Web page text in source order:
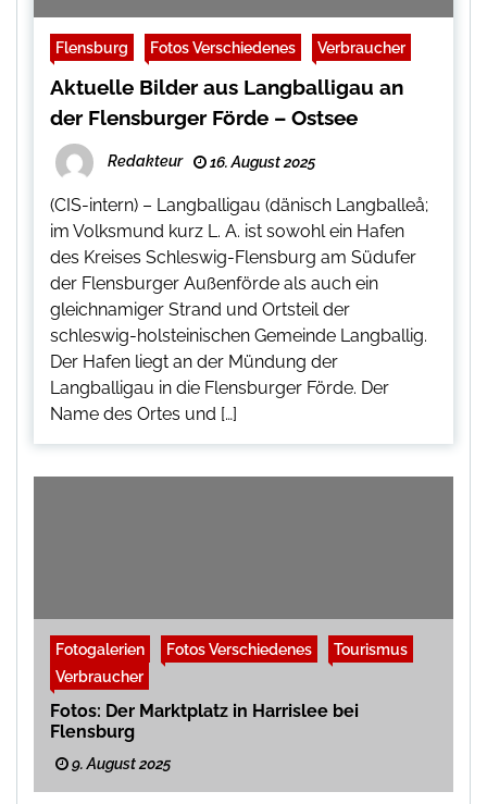
Flensburg Fotos Verschiedenes Verbraucher
Aktuelle Bilder aus Langballigau an
der Flensburger Förde – Ostsee
Redakteur 16. August 2025
(CIS-intern) – Langballigau (dänisch Langballeå;
im Volksmund kurz L. A. ist sowohl ein Hafen
des Kreises Schleswig-Flensburg am Südufer
der Flensburger Außenförde als auch ein
gleichnamiger Strand und Ortsteil der
schleswig-holsteinischen Gemeinde Langballig.
Der Hafen liegt an der Mündung der
Langballigau in die Flensburger Förde. Der
Name des Ortes und […]
Fotogalerien Fotos Verschiedenes
Tourismus
Verbraucher
Fotos: Der Marktplatz in Harrislee bei
Flensburg
9. August 2025